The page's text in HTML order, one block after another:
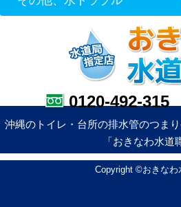
0120-492-315
沖縄のトイレ・台所の排水管のつま
「おきなわ水道
Copyright ©おきなわ